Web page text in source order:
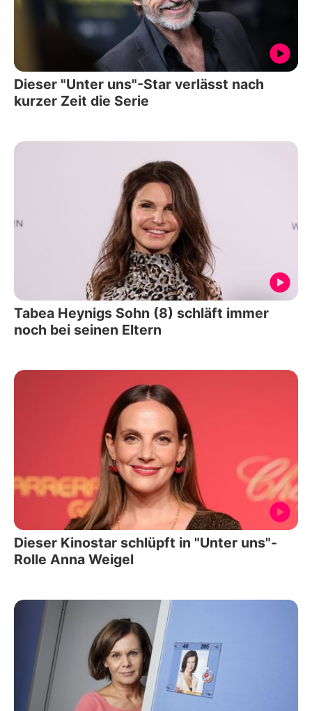
Dieser "Unter uns"-Star verlässt nach
kurzer Zeit die Serie
Tabea Heynigs Sohn (8) schläft immer
noch bei seinen Eltern
Dieser Kinostar schlüpft in "Unter uns"-
Rolle Anna Weigel